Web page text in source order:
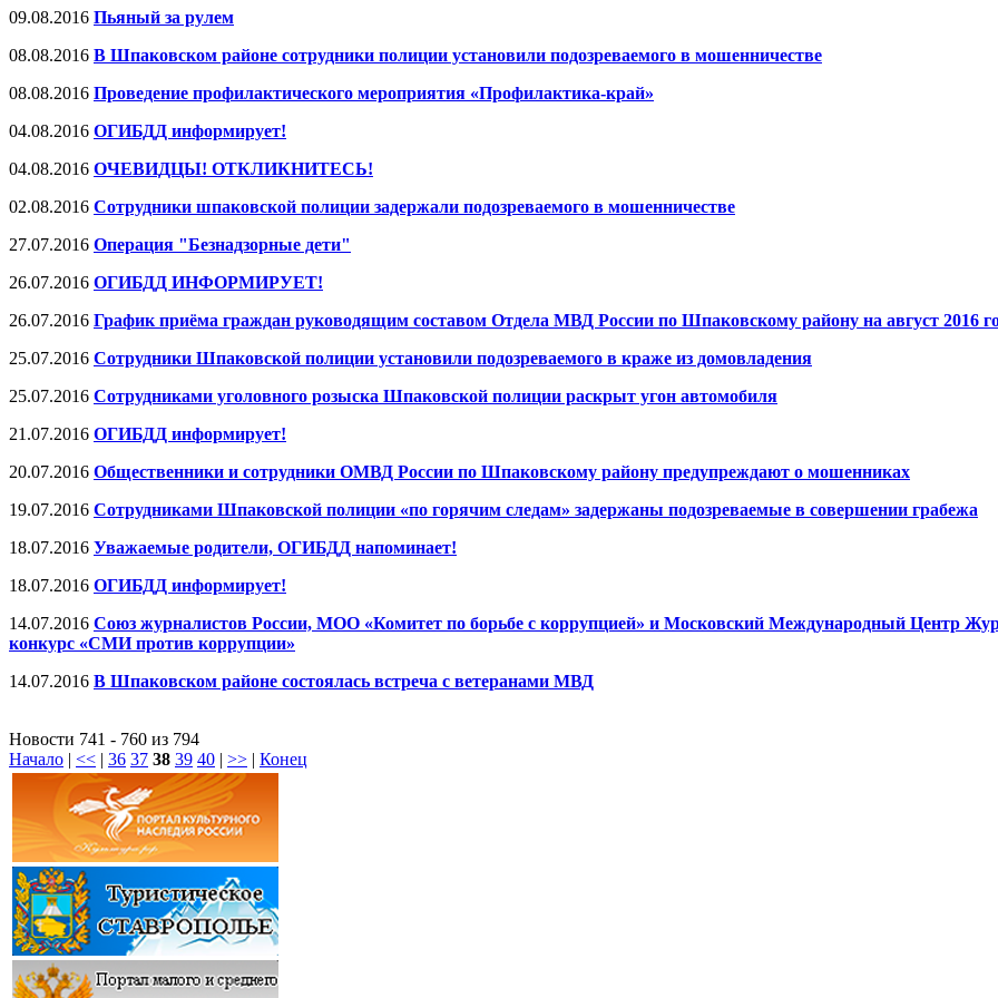
09.08.2016 Пьяный за рулем
08.08.2016 В Шпаковском районе сотрудники полиции установили подозреваемого в мошенничестве
08.08.2016 Проведение профилактического мероприятия «Профилактика-край»
04.08.2016 ОГИБДД информирует!
04.08.2016 ОЧЕВИДЦЫ! ОТКЛИКНИТЕСЬ!
02.08.2016 Сотрудники шпаковской полиции задержали подозреваемого в мошенничестве
27.07.2016 Операция "Безнадзорные дети"
26.07.2016 ОГИБДД ИНФОРМИРУЕТ!
26.07.2016 График приёма граждан руководящим составом Отдела МВД России по Шпаковскому району на август 2016
25.07.2016 Сотрудники Шпаковской полиции установили подозреваемого в краже из домовладения
25.07.2016 Сотрудниками уголовного розыска Шпаковской полиции раскрыт угон автомобиля
21.07.2016 ОГИБДД информирует!
20.07.2016 Общественники и сотрудники ОМВД России по Шпаковскому району предупреждают о мошенниках
19.07.2016 Сотрудниками Шпаковской полиции «по горячим следам» задержаны подозреваемые в совершении грабежа
18.07.2016 Уважаемые родители, ОГИБДД напоминает!
18.07.2016 ОГИБДД информирует!
14.07.2016 Союз журналистов России, МОО «Комитет по борьбе с коррупцией» и Московский Международный Центр
конкурс «СМИ против коррупции»
14.07.2016 В Шпаковском районе состоялась встреча с ветеранами МВД
Новости 741 - 760 из 794
Начало | << | 36 37 38 39 40 | >> | Конец